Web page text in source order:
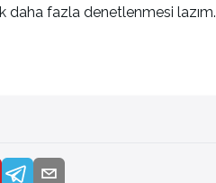
daha fazla denetlenmesi lazım.